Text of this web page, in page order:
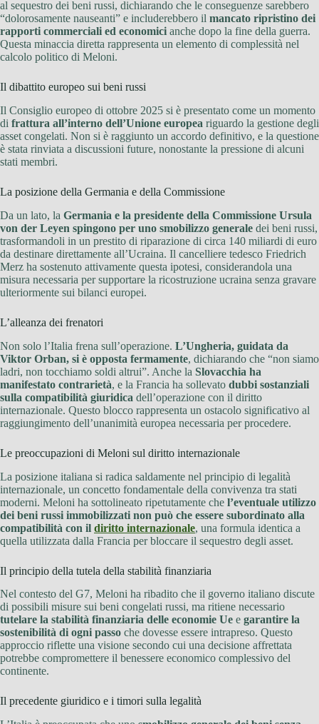
al sequestro dei beni russi, dichiarando che le conseguenze sarebbero
“dolorosamente nauseanti” e includerebbero il mancato ripristino dei
rapporti commerciali ed economici anche dopo la fine della guerra.
Questa minaccia diretta rappresenta un elemento di complessità nel
calcolo politico di Meloni.
Il dibattito europeo sui beni russi
Il Consiglio europeo di ottobre 2025 si è presentato come un momento
di frattura all’interno dell’Unione europea riguardo la gestione degli
asset congelati. Non si è raggiunto un accordo definitivo, e la questione
è stata rinviata a discussioni future, nonostante la pressione di alcuni
stati membri.
La posizione della Germania e della Commissione
Da un lato, la Germania e la presidente della Commissione Ursula
von der Leyen spingono per uno smobilizzo generale dei beni russi,
trasformandoli in un prestito di riparazione di circa 140 miliardi di euro
da destinare direttamente all’Ucraina. Il cancelliere tedesco Friedrich
Merz ha sostenuto attivamente questa ipotesi, considerandola una
misura necessaria per supportare la ricostruzione ucraina senza gravare
ulteriormente sui bilanci europei.
L’alleanza dei frenatori
Non solo l’Italia frena sull’operazione. L’Ungheria, guidata da
Viktor Orban, si è opposta fermamente, dichiarando che “non siamo
ladri, non tocchiamo soldi altrui”. Anche la Slovacchia ha
manifestato contrarietà, e la Francia ha sollevato dubbi sostanziali
sulla compatibilità giuridica dell’operazione con il diritto
internazionale. Questo blocco rappresenta un ostacolo significativo al
raggiungimento dell’unanimità europea necessaria per procedere.
Le preoccupazioni di Meloni sul diritto internazionale
La posizione italiana si radica saldamente nel principio di legalità
internazionale, un concetto fondamentale della convivenza tra stati
moderni. Meloni ha sottolineato ripetutamente che l’eventuale utilizzo
dei beni russi immobilizzati non può che essere subordinato alla
compatibilità con il diritto internazionale, una formula identica a
quella utilizzata dalla Francia per bloccare il sequestro degli asset.
Il principio della tutela della stabilità finanziaria
Nel contesto del G7, Meloni ha ribadito che il governo italiano discute
di possibili misure sui beni congelati russi, ma ritiene necessario
tutelare la stabilità finanziaria delle economie Ue e garantire la
sostenibilità di ogni passo che dovesse essere intrapreso. Questo
approccio riflette una visione secondo cui una decisione affrettata
potrebbe compromettere il benessere economico complessivo del
continente.
Il precedente giuridico e i timori sulla legalità